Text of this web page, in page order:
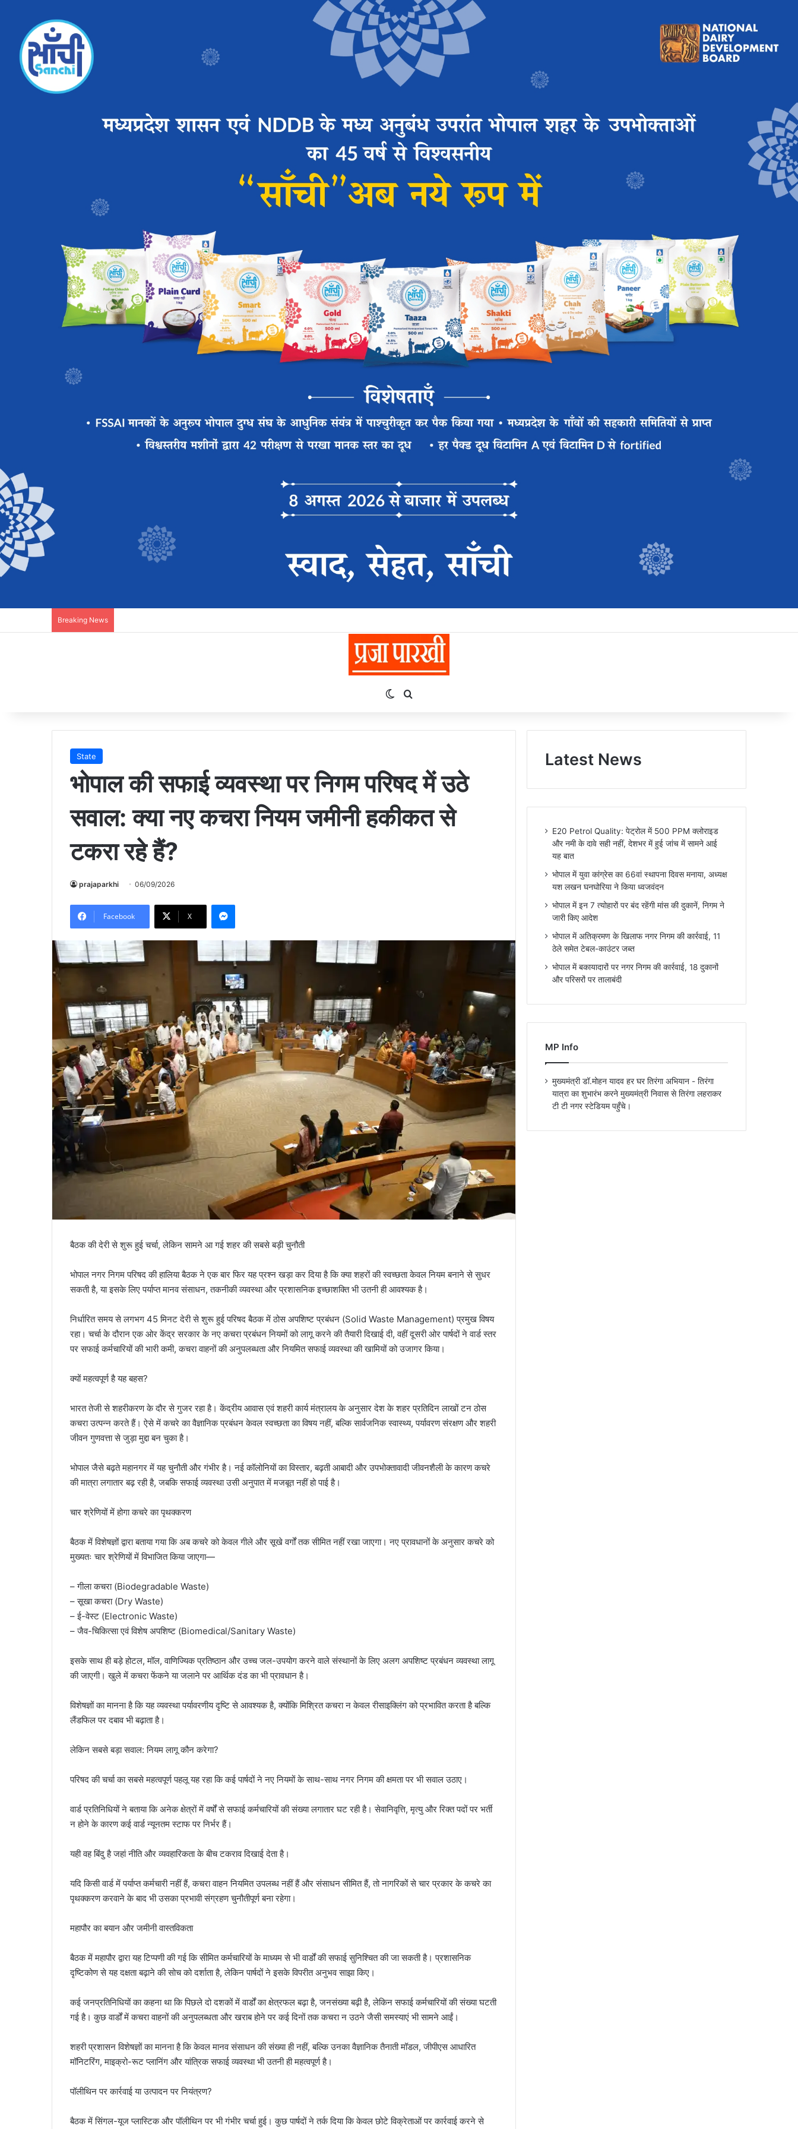
Breaking News
Switch skin
Search for
State
भोपाल की सफाई व्यवस्था पर निगम परिषद में उठे
सवाल: क्या नए कचरा नियम जमीनी हकीकत से
टकरा रहे हैं?
prajaparkhi 06/09/2026
Facebook X
Messenger
बैठक की देरी से शुरू हुई चर्चा, लेकिन सामने आ गई शहर की सबसे बड़ी चुनौती
भोपाल नगर निगम परिषद की हालिया बैठक ने एक बार फिर यह प्रश्न खड़ा कर दिया है कि क्या शहरों की स्वच्छता केवल नियम बनाने से सुधर
सकती है, या इसके लिए पर्याप्त मानव संसाधन, तकनीकी व्यवस्था और प्रशासनिक इच्छाशक्ति भी उतनी ही आवश्यक है।
निर्धारित समय से लगभग 45 मिनट देरी से शुरू हुई परिषद बैठक में ठोस अपशिष्ट प्रबंधन (Solid Waste Management) प्रमुख विषय
रहा। चर्चा के दौरान एक ओर केंद्र सरकार के नए कचरा प्रबंधन नियमों को लागू करने की तैयारी दिखाई दी, वहीं दूसरी ओर पार्षदों ने वार्ड स्तर
पर सफाई कर्मचारियों की भारी कमी, कचरा वाहनों की अनुपलब्धता और नियमित सफाई व्यवस्था की खामियों को उजागर किया।
क्यों महत्वपूर्ण है यह बहस?
भारत तेजी से शहरीकरण के दौर से गुजर रहा है। केंद्रीय आवास एवं शहरी कार्य मंत्रालय के अनुसार देश के शहर प्रतिदिन लाखों टन ठोस
कचरा उत्पन्न करते हैं। ऐसे में कचरे का वैज्ञानिक प्रबंधन केवल स्वच्छता का विषय नहीं, बल्कि सार्वजनिक स्वास्थ्य, पर्यावरण संरक्षण और शहरी
जीवन गुणवत्ता से जुड़ा मुद्दा बन चुका है।
भोपाल जैसे बढ़ते महानगर में यह चुनौती और गंभीर है। नई कॉलोनियों का विस्तार, बढ़ती आबादी और उपभोक्तावादी जीवनशैली के कारण कचरे
की मात्रा लगातार बढ़ रही है, जबकि सफाई व्यवस्था उसी अनुपात में मजबूत नहीं हो पाई है।
चार श्रेणियों में होगा कचरे का पृथक्करण
बैठक में विशेषज्ञों द्वारा बताया गया कि अब कचरे को केवल गीले और सूखे वर्गों तक सीमित नहीं रखा जाएगा। नए प्रावधानों के अनुसार कचरे को
मुख्यतः चार श्रेणियों में विभाजित किया जाएगा—
– गीला कचरा (Biodegradable Waste)
– सूखा कचरा (Dry Waste)
– ई-वेस्ट (Electronic Waste)
– जैव-चिकित्सा एवं विशेष अपशिष्ट (Biomedical/Sanitary Waste)
इसके साथ ही बड़े होटल, मॉल, वाणिज्यिक प्रतिष्ठान और उच्च जल-उपयोग करने वाले संस्थानों के लिए अलग अपशिष्ट प्रबंधन व्यवस्था लागू
की जाएगी। खुले में कचरा फेंकने या जलाने पर आर्थिक दंड का भी प्रावधान है।
विशेषज्ञों का मानना है कि यह व्यवस्था पर्यावरणीय दृष्टि से आवश्यक है, क्योंकि मिश्रित कचरा न केवल रीसाइक्लिंग को प्रभावित करता है बल्कि
लैंडफिल पर दबाव भी बढ़ाता है।
लेकिन सबसे बड़ा सवाल: नियम लागू कौन करेगा?
परिषद की चर्चा का सबसे महत्वपूर्ण पहलू यह रहा कि कई पार्षदों ने नए नियमों के साथ-साथ नगर निगम की क्षमता पर भी सवाल उठाए।
वार्ड प्रतिनिधियों ने बताया कि अनेक क्षेत्रों में वर्षों से सफाई कर्मचारियों की संख्या लगातार घट रही है। सेवानिवृत्ति, मृत्यु और रिक्त पदों पर भर्ती
न होने के कारण कई वार्ड न्यूनतम स्टाफ पर निर्भर हैं।
यही वह बिंदु है जहां नीति और व्यवहारिकता के बीच टकराव दिखाई देता है।
यदि किसी वार्ड में पर्याप्त कर्मचारी नहीं हैं, कचरा वाहन नियमित उपलब्ध नहीं हैं और संसाधन सीमित हैं, तो नागरिकों से चार प्रकार के कचरे का
पृथक्करण करवाने के बाद भी उसका प्रभावी संग्रहण चुनौतीपूर्ण बना रहेगा।
महापौर का बयान और जमीनी वास्तविकता
बैठक में महापौर द्वारा यह टिप्पणी की गई कि सीमित कर्मचारियों के माध्यम से भी वार्डों की सफाई सुनिश्चित की जा सकती है। प्रशासनिक
दृष्टिकोण से यह दक्षता बढ़ाने की सोच को दर्शाता है, लेकिन पार्षदों ने इसके विपरीत अनुभव साझा किए।
कई जनप्रतिनिधियों का कहना था कि पिछले दो दशकों में वार्डों का क्षेत्रफल बढ़ा है, जनसंख्या बढ़ी है, लेकिन सफाई कर्मचारियों की संख्या घटती
गई है। कुछ वार्डों में कचरा वाहनों की अनुपलब्धता और खराब होने पर कई दिनों तक कचरा न उठने जैसी समस्याएं भी सामने आईं।
शहरी प्रशासन विशेषज्ञों का मानना है कि केवल मानव संसाधन की संख्या ही नहीं, बल्कि उनका वैज्ञानिक तैनाती मॉडल, जीपीएस आधारित
मॉनिटरिंग, माइक्रो-रूट प्लानिंग और यांत्रिक सफाई व्यवस्था भी उतनी ही महत्वपूर्ण है।
पॉलीथिन पर कार्रवाई या उत्पादन पर नियंत्रण?
बैठक में सिंगल-यूज प्लास्टिक और पॉलीथिन पर भी गंभीर चर्चा हुई। कुछ पार्षदों ने तर्क दिया कि केवल छोटे विक्रेताओं पर कार्रवाई करने से
Latest News
E20 Petrol Quality: पेट्रोल में 500 PPM क्लोराइड
और नमी के दावे सही नहीं, देशभर में हुई जांच में सामने आई
यह बात
भोपाल में युवा कांग्रेस का 66वां स्थापना दिवस मनाया, अध्यक्ष
यश लखन घनघोरिया ने किया ध्वजवंदन
भोपाल में इन 7 त्योहारों पर बंद रहेंगी मांस की दुकानें, निगम ने
जारी किए आदेश
भोपाल में अतिक्रमण के खिलाफ नगर निगम की कार्रवाई, 11
ठेले समेत टेबल-काउंटर जब्त
भोपाल में बकायादारों पर नगर निगम की कार्रवाई, 18 दुकानों
और परिसरों पर तालाबंदी
MP Info
मुख्यमंत्री डॉ.मोहन यादव हर घर तिरंगा अभियान - तिरंगा
यात्रा का शुभारंभ करने मुख्यमंत्री निवास से तिरंगा लहराकर
टी टी नगर स्टेडियम पहुँचे।